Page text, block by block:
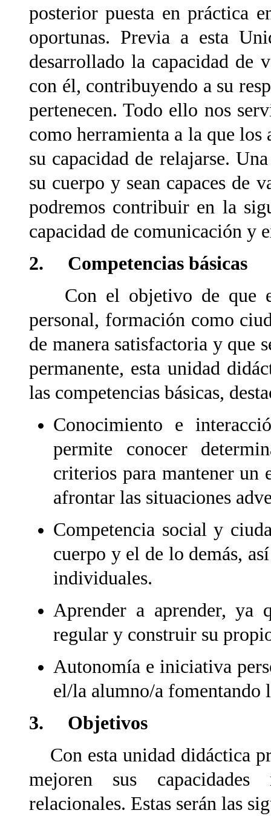
posterior puesta en práctica
oportunas. Previa a esta
desarrollado la capacidad de
con él, contribuyendo a su
pertenecen. Todo ello nos
como herramienta a la que
su capacidad de relajarse.
su cuerpo y sean capaces de
podremos contribuir en la
capacidad de comunicación y
2. Competencias básicas
Con el objetivo de que el
personal, formación como
de manera satisfactoria y que
permanente, esta unidad
las competencias básicas,
Conocimiento e
permite conocer
criterios para mantener un
afrontar las situaciones
Competencia social y
cuerpo y el de lo demás,
individuales.
Aprender a aprender, ya
regular y construir su
Autonomía e iniciativa
el/la alumno/a fomentando
3. Objetivos
Con esta unidad didáctica
mejoren sus
relacionales. Estas serán las